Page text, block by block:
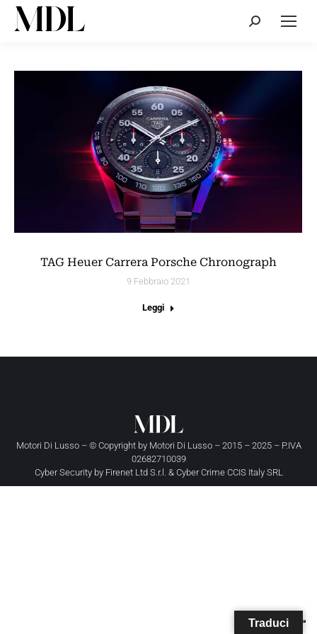
Cerca:
TAG Heuer Carrera Porsche Chronograph
9 Febbraio 2021
Leggi
Motori Di Lusso – © Copyright by Motori Di Lusso– 2015 – 2025 – P.IVA
02682710039
Cyber Security by Firenet Ltd S.r.l. & Cyber Crime CCIS Italy SRL
Traduci